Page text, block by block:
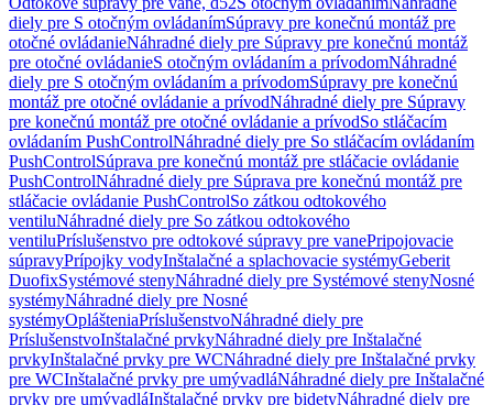
diely pre S otočným ovládanímSúpravy pre konečnú montáž pre
otočné ovládanieNáhradné diely pre Súpravy pre konečnú montáž
pre otočné ovládanieS otočným ovládaním a prívodomNáhradné
diely pre S otočným ovládaním a prívodomSúpravy pre konečnú
montáž pre otočné ovládanie a prívodNáhradné diely pre Súpravy
pre konečnú montáž pre otočné ovládanie a prívodSo stláčacím
ovládaním PushControlNáhradné diely pre So stláčacím ovládaním
PushControlSúprava pre konečnú montáž pre stláčacie ovládanie
PushControlNáhradné diely pre Súprava pre konečnú montáž pre
stláčacie ovládanie PushControlSo zátkou odtokového
ventiluNáhradné diely pre So zátkou odtokového
ventiluPríslušenstvo pre odtokové súpravy pre vanePripojovacie
súpravyPrípojky vodyInštalačné a splachovacie systémyGeberit
DuofixSystémové stenyNáhradné diely pre Systémové stenyNosné
systémyNáhradné diely pre Nosné
systémyOplášteniaPríslušenstvoNáhradné diely pre
PríslušenstvoInštalačné prvkyNáhradné diely pre Inštalačné
prvkyInštalačné prvky pre WCNáhradné diely pre Inštalačné prvky
pre WCInštalačné prvky pre umývadláNáhradné diely pre Inštalačné
prvky pre umývadláInštalačné prvky pre bidetyNáhradné diely pre